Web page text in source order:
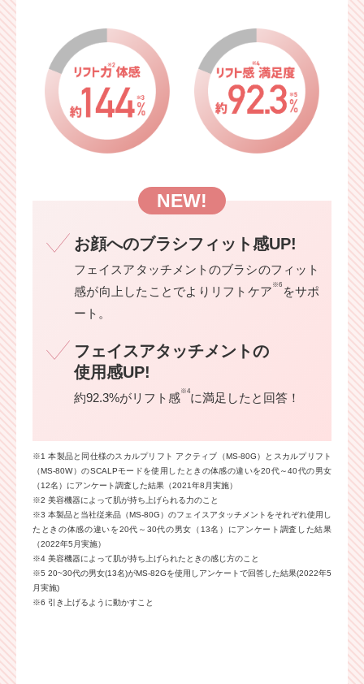
NEW!
お顔へのブラシフィット感UP!
フェイスアタッチメントのブラシのフィット
感が向上したことでよりリフトケア ※6 をサポ
ート。
フェイスアタッチメントの
使用感UP!
約92.3%がリフト感※4に満足したと回答！
※1 本製品と同仕様のスカルプリフト アクティブ（MS-80G）とスカルプリフト
（MS-80W）のSCALPモードを使用したときの体感の違いを20代～40代の男女
（12名）にアンケート調査した結果（2021年8月実施）
※2 美容機器によって肌が持ち上げられる力のこと
※3 本製品と当社従来品（MS-80G）のフェイスアタッチメントをそれぞれ使用し
たときの体感の違いを20代～30代の男女（13名）にアンケート調査した結果
（2022年5月実施）
※4 美容機器によって肌が持ち上げられたときの感じ方のこと
※5 20~30代の男女(13名)がMS-82Gを使用しアンケートで回答した結果(2022年5
月実施)
※6 引き上げるように動かすこと